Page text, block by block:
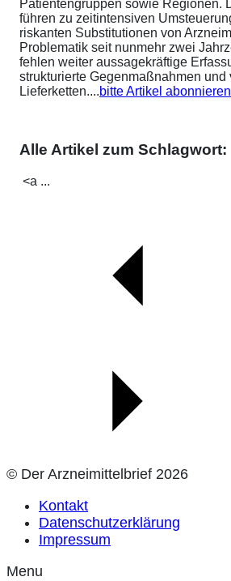
Patientengruppen sowie Regionen.
führen zu zeitintensiven
riskanten Substitutionen von
Problematik seit nunmehr zwei
fehlen weiter aussagekräftige
strukturierte Gegenmaßnahmen und
Lieferketten....bitte Artikel abonnieren
Alle Artikel zum Schlagwort:
<a ...
© Der Arzneimittelbrief 2026
Kontakt
Datenschutzerklärung
Impressum
Menu